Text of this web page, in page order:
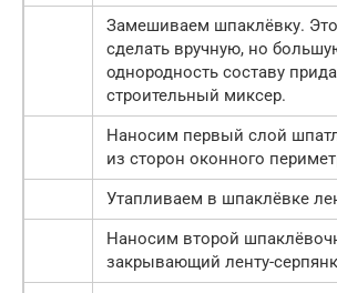
Замешиваем шпаклёвку.
сделать вручную, но
однородность составу
строительный миксер.
Наносим первый слой
из сторон оконного
Утапливаем в шпаклёвке
Наносим второй
закрывающий ленту-